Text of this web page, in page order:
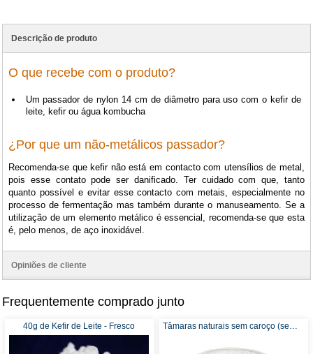
Descrição de produto
O que recebe com o produto?
Um passador de nylon 14 cm de diâmetro para uso com o kefir de
leite, kefir ou água kombucha
¿Por que um não-metálicos passador?
Recomenda-se que kefir não está em contacto com utensílios de metal,
pois esse contato pode ser danificado. Ter cuidado com que, tanto
quanto possível e evitar esse contacto com metais, especialmente no
processo de fermentação mas também durante o manuseamento. Se a
utilização de um elemento metálico é essencial, recomenda-se que esta
é, pelo menos, de aço inoxidável.
Opiniões de cliente
Frequentemente comprado junto
40g de Kefir de Leite - Fresco